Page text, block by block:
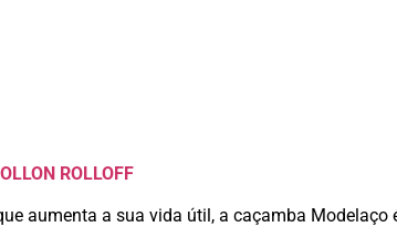
ROLLOFF
aumenta a sua vida útil, a caçamba